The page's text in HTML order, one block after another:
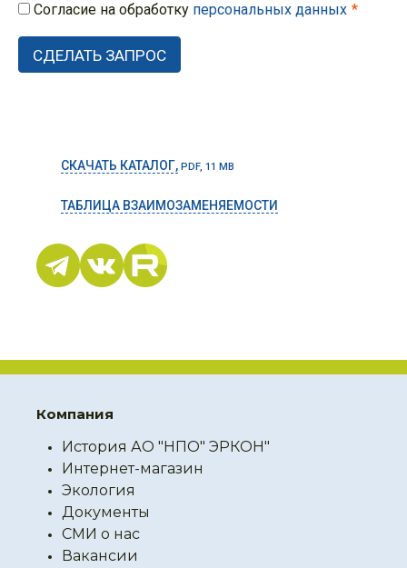
Согласие на обработку персональных данных
СКАЧАТЬ КАТАЛОГ, PDF, 11 MB
ТАБЛИЦА ВЗАИМОЗАМЕНЯЕМОСТИ
Компания
История АО "НПО" ЭРКОН"
Интернет-магазин
Экология
Документы
СМИ о нас
Вакансии